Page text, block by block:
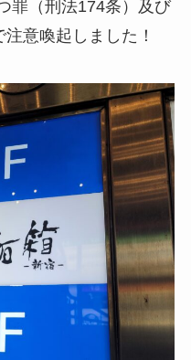
罪（刑法174条）及び
意喚起しました！